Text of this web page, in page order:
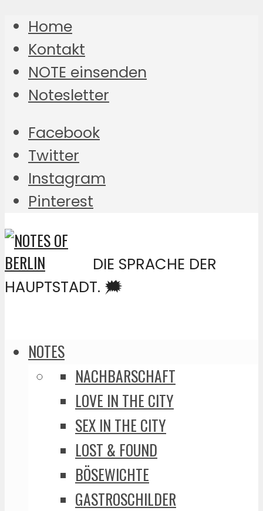
Home
Kontakt
NOTE einsenden
Notesletter
Facebook
Twitter
Instagram
Pinterest
DIE SPRACHE DER
HAUPTSTADT. 🗯️
NOTES
NACHBARSCHAFT
LOVE IN THE CITY
SEX IN THE CITY
LOST & FOUND
BÖSEWICHTE
GASTROSCHILDER